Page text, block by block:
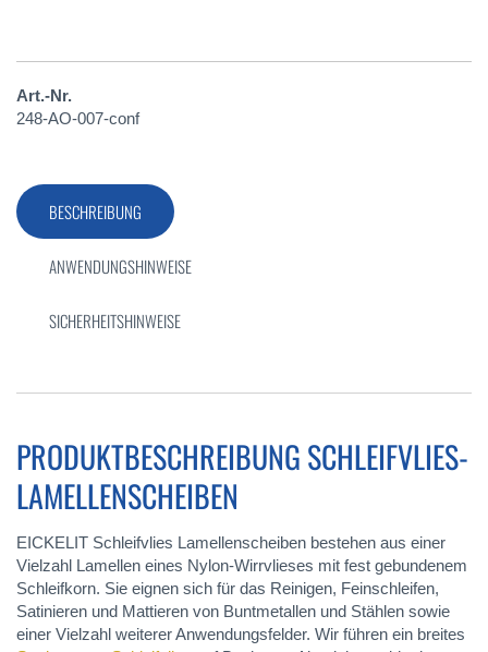
Art.-Nr.
248-AO-007-conf
BESCHREIBUNG
PRODUKTBESCHREIBUNG SCHLEIFVLIES-
LAMELLENSCHEIBEN
EICKELIT Schleifvlies Lamellenscheiben bestehen aus einer
Vielzahl Lamellen eines Nylon-Wirrvlieses mit fest gebundenem
Schleifkorn. Sie eignen sich für das Reinigen, Feinschleifen,
Satinieren und Mattieren von Buntmetallen und Stählen sowie
einer Vielzahl weiterer Anwendungsfelder. Wir führen ein breites
ANWENDUNGSHINWEISE
SICHERHEITSHINWEISE